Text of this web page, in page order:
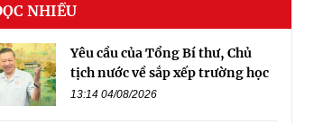
NHIỀU
Yêu cầu của Tổng Bí thư, Chủ
tịch nước về sắp xếp trường học
13:14 04/08/2026